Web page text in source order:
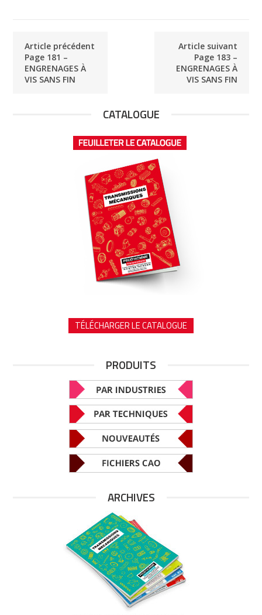
Article précédent
Page 181 –
ENGRENAGES À
VIS SANS FIN
Article suivant
Page 183 –
ENGRENAGES À
VIS SANS FIN
CATALOGUE
TÉLÉCHARGER LE CATALOGUE
PRODUITS
ARCHIVES